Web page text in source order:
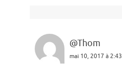
@Thom
mai 10, 2017 à 2:43